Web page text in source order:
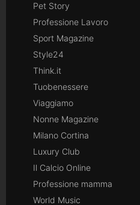
Pet Story
Professione Lavoro
Sport Magazine
Style24
Think.it
Tuobenessere
Viaggiamo
Nonne Magazine
Milano Cortina
Luxury Club
Il Calcio Online
Professione mamma
World Music